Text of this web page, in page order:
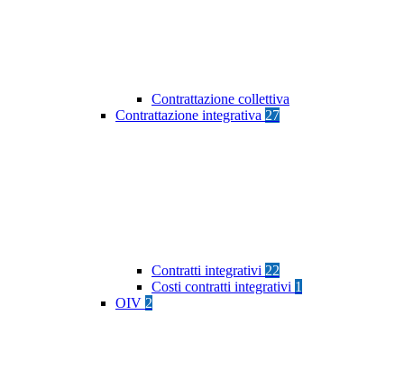
Contrattazione collettiva
Contrattazione integrativa 27
Contratti integrativi 22
Costi contratti integrativi 1
OIV 2